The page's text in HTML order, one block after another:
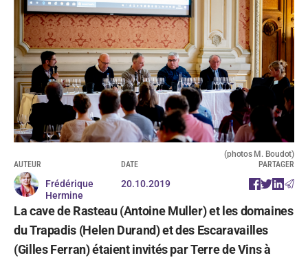
(photos M. Boudot)
AUTEUR
Frédérique
Hermine
DATE
20.10.2019
PARTAGER
La cave de Rasteau (Antoine Muller) et les domaines
du Trapadis (Helen Durand) et des Escaravailles
(Gilles Ferran) étaient invités par Terre de Vins à